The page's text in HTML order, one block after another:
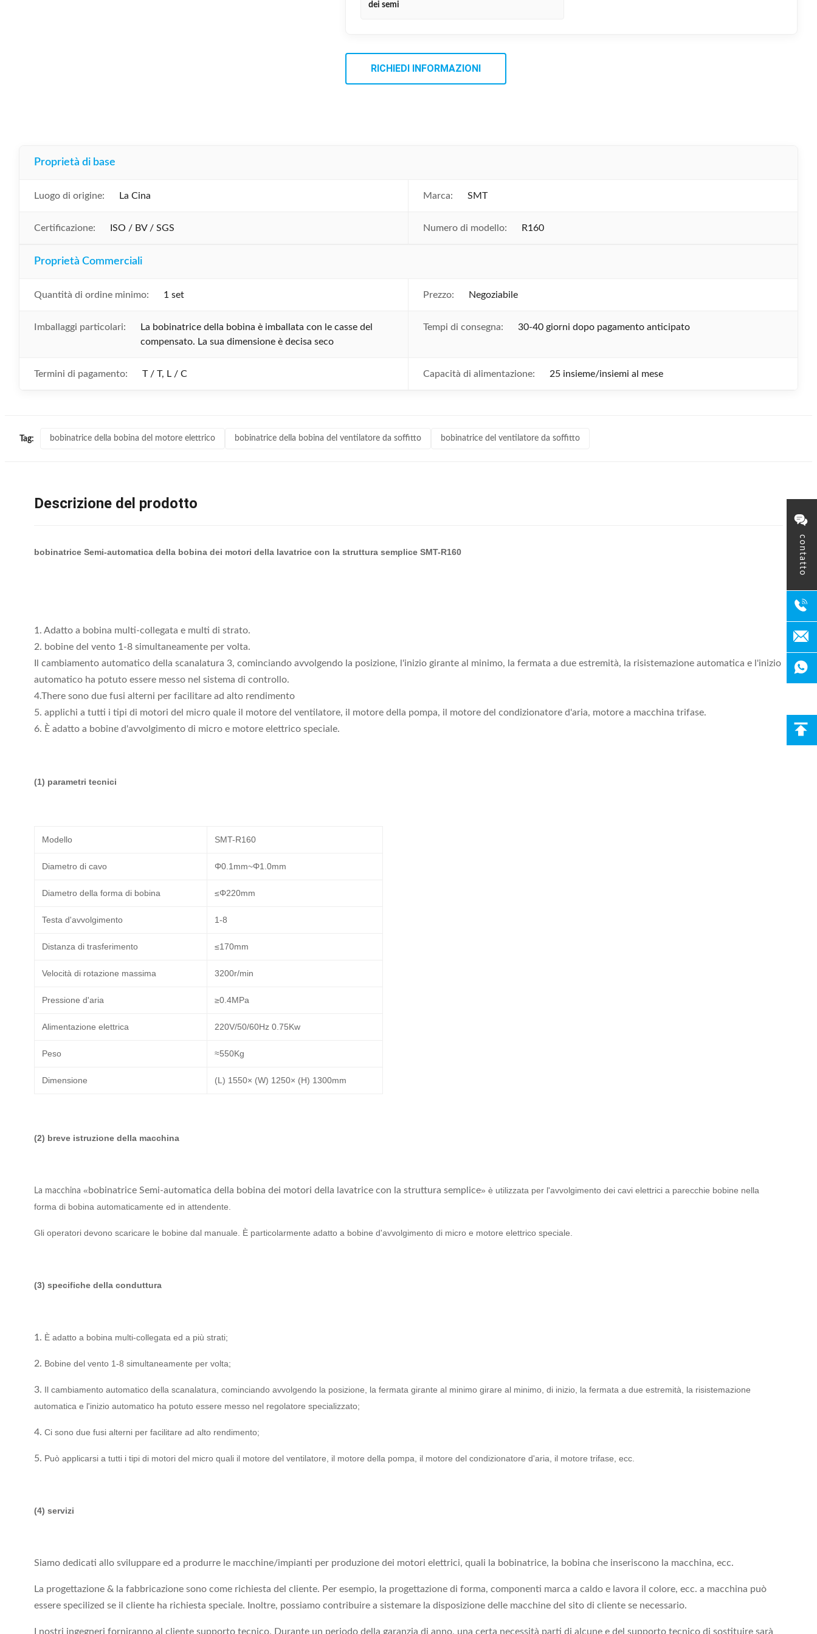
contatto
dei semi
RICHIEDI INFORMAZIONI
Proprietà di base
Luogo di origine: La Cina Marca: SMT
Certificazione: ISO / BV / SGS Numero di modello: R160
Proprietà Commerciali
Quantità di ordine minimo: 1 set Prezzo: Negoziabile
Imballaggi particolari:
La bobinatrice della bobina è imballata con le casse del
compensato. La sua dimensione è decisa seco
Tempi di consegna: 30-40 giorni dopo pagamento anticipato
Termini di pagamento: T / T, L / C Capacità di alimentazione: 25 insieme/insiemi al mese
Tag: bobinatrice della bobina del motore elettrico bobinatrice della bobina del ventilatore da soffitto bobinatrice del ventilatore da soffitto
Descrizione del prodotto
bobinatrice Semi-automatica della bobina dei motori della lavatrice con la struttura semplice SMT-R160
1. Adatto a bobina multi-collegata e multi di strato.
2. bobine del vento 1-8 simultaneamente per volta.
Il cambiamento automatico della scanalatura 3, cominciando avvolgendo la posizione, l'inizio girante al minimo, la fermata a due estremità, la risistemazione automatica e l'inizio
automatico ha potuto essere messo nel sistema di controllo.
4.There sono due fusi alterni per facilitare ad alto rendimento
5. applichi a tutti i tipi di motori del micro quale il motore del ventilatore, il motore della pompa, il motore del condizionatore d'aria, motore a macchina trifase.
6. È adatto a bobine d'avvolgimento di micro e motore elettrico speciale.
(1) parametri tecnici
Modello SMT-R160
Diametro di cavo Φ0.1mm~Φ1.0mm
Diametro della forma di bobina ≤Φ220mm
Testa d'avvolgimento 1-8
Distanza di trasferimento ≤170mm
Velocità di rotazione massima 3200r/min
Pressione d'aria ≥0.4MPa
Alimentazione elettrica 220V/50/60Hz 0.75Kw
Peso ≈550Kg
Dimensione (L) 1550× (W) 1250× (H) 1300mm
(2) breve istruzione della macchina
La macchina «bobinatrice Semi-automatica della bobina dei motori della lavatrice con la struttura semplice» è utilizzata per l'avvolgimento dei cavi elettrici a parecchie bobine nella
forma di bobina automaticamente ed in attendente.
Gli operatori devono scaricare le bobine dal manuale. È particolarmente adatto a bobine d'avvolgimento di micro e motore elettrico speciale.
(3) specifiche della conduttura
1. È adatto a bobina multi-collegata ed a più strati;
2. Bobine del vento 1-8 simultaneamente per volta;
3. Il cambiamento automatico della scanalatura, cominciando avvolgendo la posizione, la fermata girante al minimo girare al minimo, di inizio, la fermata a due estremità, la risistemazione
automatica e l'inizio automatico ha potuto essere messo nel regolatore specializzato;
4. Ci sono due fusi alterni per facilitare ad alto rendimento;
5. Può applicarsi a tutti i tipi di motori del micro quali il motore del ventilatore, il motore della pompa, il motore del condizionatore d'aria, il motore trifase, ecc.
(4) servizi
Siamo dedicati allo sviluppare ed a produrre le macchine/impianti per produzione dei motori elettrici, quali la bobinatrice, la bobina che inseriscono la macchina, ecc.
La progettazione & la fabbricazione sono come richiesta del cliente. Per esempio, la progettazione di forma, componenti marca a caldo e lavora il colore, ecc. a macchina può
essere specilized se il cliente ha richiesta speciale. Inoltre, possiamo contribuire a sistemare la disposizione delle macchine del sito di cliente se necessario.
I nostri ingegneri forniranno al cliente supporto tecnico. Durante un periodo della garanzia di anno, una certa necessità parti di alcune e del supporto tecnico di sostituire sarà